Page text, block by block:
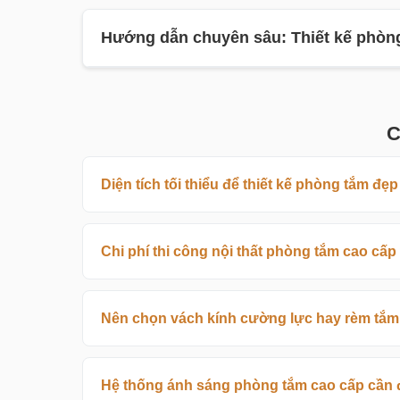
Hướng dẫn chuyên sâu: Thiết kế
Thiết Kế Phòng Tắm Đẹp Sang
rõ nhất đẳng cấp sống của gia chủ.
1. Kích Thước và Bố Cục Phòng
đến đâu.
Phòng tắm master bedroom tối thiểu:
Diện tích tối thiểu để thiết kế phòng tắm
Chi phí thi công nội thất phòng tắm cao
Nên chọn vách kính cường lực hay rèm
Hệ thống ánh sáng phòng tắm cao cấp